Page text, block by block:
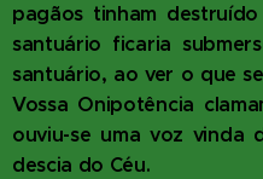
pagãos tinham
santuário ficaria
santuário, ao ver o que
Vossa Onipotência
ouviu-se uma voz vinda
descia do Céu.